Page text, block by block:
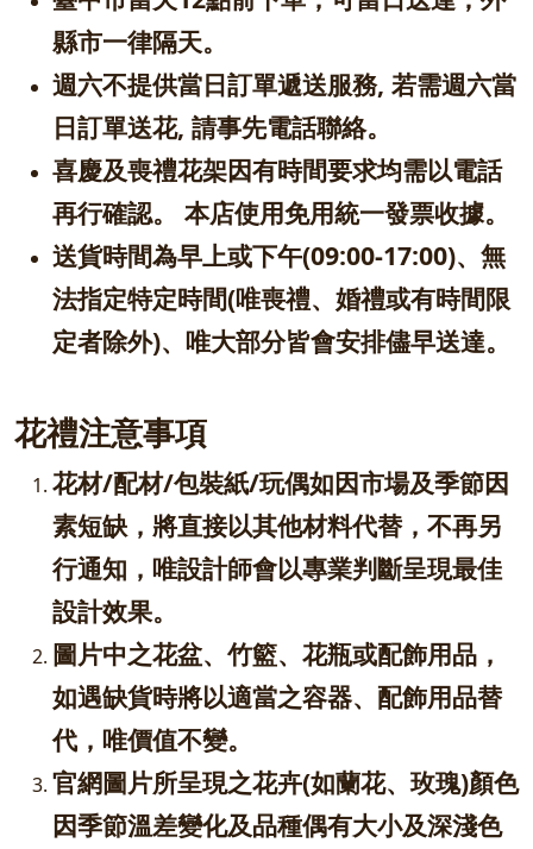
縣市一律隔天。
週六不提供當日訂單遞送服務, 若需週六當
日訂單送花, 請事先電話聯絡。
喜慶及喪禮花架因有時間要求均需以電話
再行確認。 本店使用免用統一發票收據。
送貨時間為早上或下午(09:00-17:00)、無
法指定特定時間(唯喪禮、婚禮或有時間限
定者除外)、唯大部分皆會安排儘早送達。
花禮注意事項
花材/配材/包裝紙/玩偶如因市場及季節因
素短缺，將直接以其他材料代替，不再另
行通知，唯設計師會以專業判斷呈現最佳
設計效果。
圖片中之花盆、竹籃、花瓶或配飾用品，
如遇缺貨時將以適當之容器、配飾用品替
代，唯價值不變。
官網圖片所呈現之花卉(如蘭花、玫瑰)顏色
因季節溫差變化及品種偶有大小及深淺色